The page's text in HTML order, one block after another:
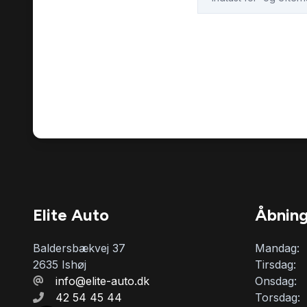
Elite Auto
Baldersbækvej 37
2635 Ishøj
info@elite-auto.dk
42 54 45 44
Mandag:
Tirsdag:
Onsdag:
Torsdag: